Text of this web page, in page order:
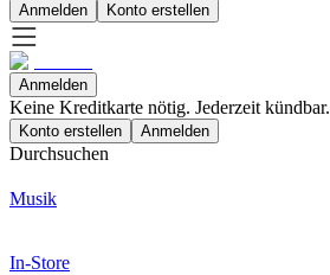
Anmelden Konto erstellen
Anmelden
Keine Kreditkarte nötig. Jederzeit kündbar.
Konto erstellen Anmelden
Durchsuchen
Musik
In-Store